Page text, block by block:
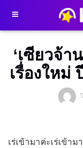
‘เซียวจ้า
เรื่องใหม่
เร่เข้ามาค่ะเร่เข้า